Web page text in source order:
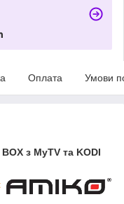
Оплата Умови
з MyTV та KODI